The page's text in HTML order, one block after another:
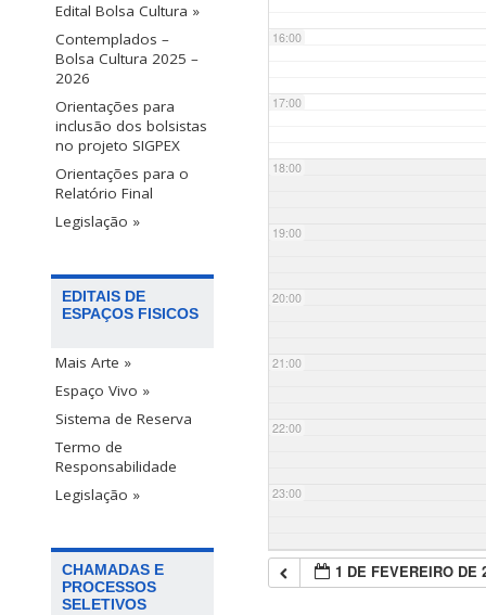
Edital Bolsa Cultura »
Contemplados –
Bolsa Cultura 2025 –
2026
Orientações para
inclusão dos bolsistas
no projeto SIGPEX
Orientações para o
Relatório Final
Legislação »
EDITAIS DE
ESPAÇOS FISICOS
Mais Arte »
Espaço Vivo »
Sistema de Reserva
Termo de
Responsabilidade
Legislação »
CHAMADAS E
PROCESSOS
SELETIVOS
16:00
17:00
18:00
19:00
20:00
21:00
22:00
23:00
1 DE FEVEREIRO DE